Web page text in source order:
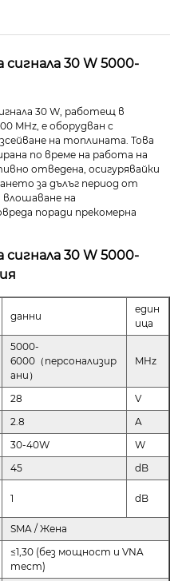
30 W 5000-
30 W, работещ в
MHz, е оборудван с
на топлината. Това
по време на работа на
отведена, осигурявайки
за дълъг период от
влошаване на
поради прекомерна
30 W 5000-
данни
един
ица
5000-
6000（персонализир
ани）
MHz
28
V
2.8
A
30-40W
W
45 dB
1 dB
SMA / Жена
≤1,30 (без мощност и VNA
тест)